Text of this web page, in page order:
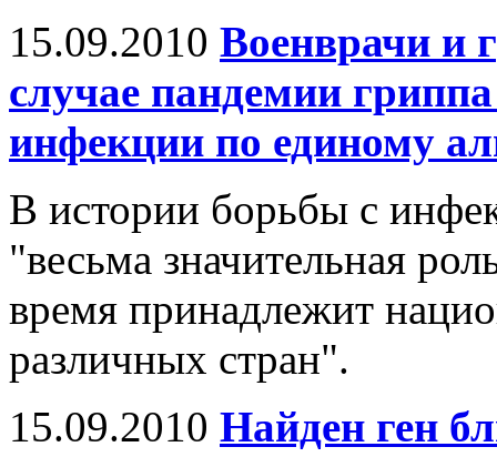
15.09.2010 Военврачи и
случае пандемии
инфекции по единому
В истории борьбы с
"весьма значительная
время принадлежит
различных стран".
15.09.2010 Найден ген